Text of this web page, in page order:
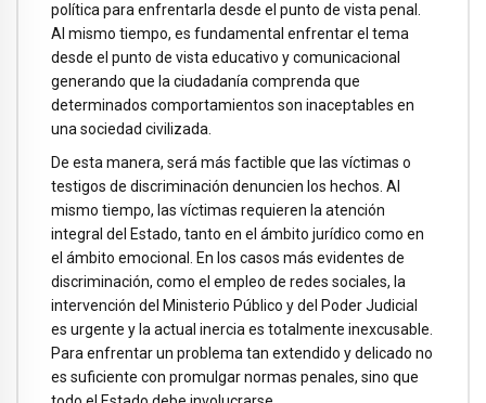
política para enfrentarla desde el punto de vista penal.
Al mismo tiempo, es fundamental enfrentar el tema
desde el punto de vista educativo y comunicacional
generando que la ciudadanía comprenda que
determinados comportamientos son inaceptables en
una sociedad civilizada.
De esta manera, será más factible que las víctimas o
testigos de discriminación denuncien los hechos. Al
mismo tiempo, las víctimas requieren la atención
integral del Estado, tanto en el ámbito jurídico como en
el ámbito emocional. En los casos más evidentes de
discriminación, como el empleo de redes sociales, la
intervención del Ministerio Público y del Poder Judicial
es urgente y la actual inercia es totalmente inexcusable.
Para enfrentar un problema tan extendido y delicado no
es suficiente con promulgar normas penales, sino que